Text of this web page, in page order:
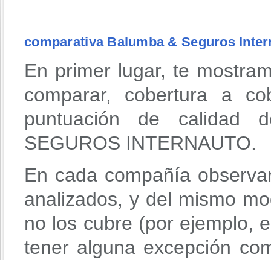
comparativa Balumba & Seguros
En primer lugar, te
comparar, cobertura a
puntuación de calidad
SEGUROS INTERNAUTO.
En cada compañía
analizados, y del mismo
no los cubre (por ejemplo,
tener alguna excepción